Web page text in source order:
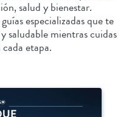
salud y bienestar.
especializadas que te
saludable mientras cuidas
etapa.